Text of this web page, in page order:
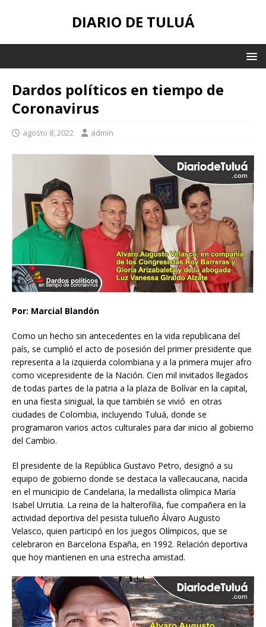
DIARIO DE TULUÁ
Dardos políticos en tiempo de
Coronavirus
agosto 8, 2022 admin
Por: Marcial Blandón
Como un hecho sin antecedentes en la vida republicana del
país, se cumplió el acto de posesión del primer presidente que
representa a la izquierda colombiana y a la primera mujer afro
como vicepresidente de la Nación. Cien mil invitados llegados
de todas partes de la patria a la plaza de Bolívar en la capital,
en una fiesta sinigual, la que también se vivió en otras
ciudades de Colombia, incluyendo Tuluá, donde se
programaron varios actos culturales para dar inicio al gobierno
del Cambio.
El presidente de la República Gustavo Petro, designó a su
equipo de gobierno donde se destaca la vallecaucana, nacida
en el municipio de Candelaria, la medallista olímpica María
Isabel Urrutia. La reina de la halterofilia, fue compañera en la
actividad deportiva del pesista tulueño Álvaro Augusto
Velasco, quien participó en los juegos Olímpicos, que se
celebraron en Barcelona España, en 1992. Relación deportiva
que hoy mantienen en una estrecha amistad.